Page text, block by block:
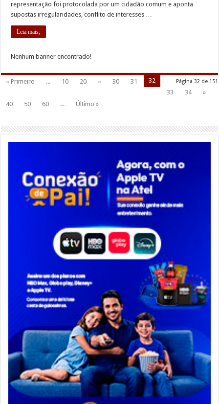
representação foi protocolada por um cidadão comum e aponta
supostas irregularidades, conflito de interesses …
Leia mais;
Nenhum banner encontrado!
Página 32 de 151
« Primeiro ... 10 20 « 30 31
32
33
34
»
40
50 60 ... Último »